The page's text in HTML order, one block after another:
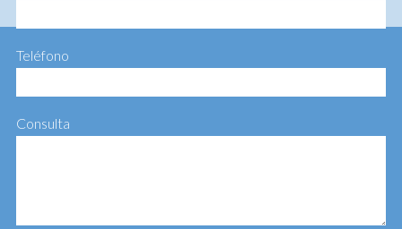
Teléfono
Consulta